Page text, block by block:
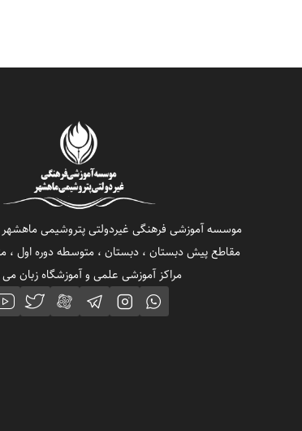
موسسه آموزشی فرهنگی غیردولتی پتروشیمی
مقاطع پیش دبستان ، دبستان ، متوسطه دوره اول ،
مراکز آموزشی علمی و آموزشگاه زبان